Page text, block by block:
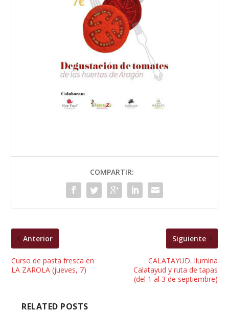
COMPARTIR:
Anterior
Curso de pasta fresca en
LA ZAROLA (jueves, 7)
Siguiente
CALATAYUD. Ilumina
Calatayud y ruta de tapas
(del 1 al 3 de septiembre)
RELATED POSTS